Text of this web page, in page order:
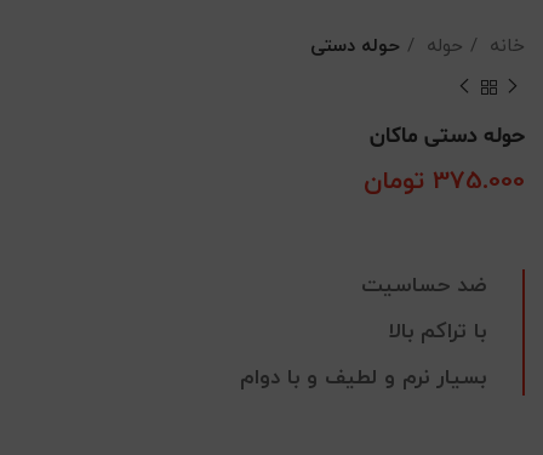
خانه حوله حوله دستی
حوله دستی ماکان
375.000 تومان
ضد حساسیت
با تراکم بالا
بسیار نرم و لطیف و با دوام